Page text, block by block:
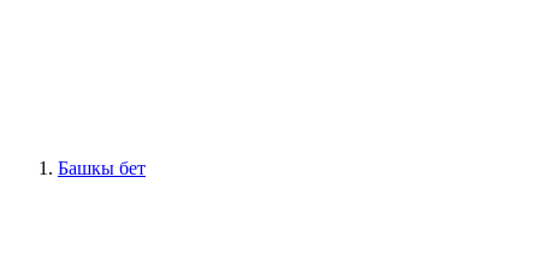
Башкы бет